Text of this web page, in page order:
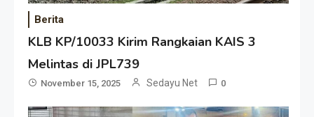
Berita
KLB KP/10033 Kirim Rangkaian KAIS 3
Melintas di JPL739
November 15, 2025 Sedayu Net 0